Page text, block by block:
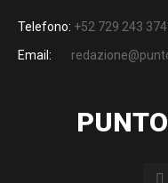
Telefono: +52 729 243
Email: